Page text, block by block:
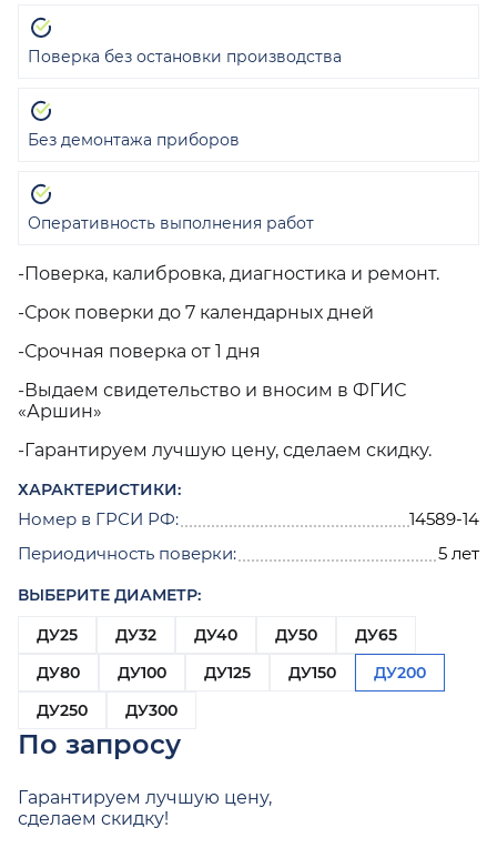
-Поверка, калибровка, диагностика и ремонт.
-Срок поверки до 7 календарных дней
-Срочная поверка от 1 дня
-Выдаем свидетельство и вносим в ФГИС
«Аршин»
-Гарантируем лучшую цену, сделаем скидку.
ХАРАКТЕРИСТИКИ:
Номер в ГРСИ РФ:
14589-14
Периодичность поверки:
5 лет
ВЫБЕРИТЕ ДИАМЕТР:
ДУ25
ДУ32 ДУ40 ДУ50
ДУ65
ДУ80
ДУ100 ДУ125 ДУ150
ДУ200
ДУ250
ДУ300
По запросу
Гарантируем лучшую цену,
сделаем скидку!
Поверка без остановки производства
Без демонтажа приборов
Оперативность выполнения работ